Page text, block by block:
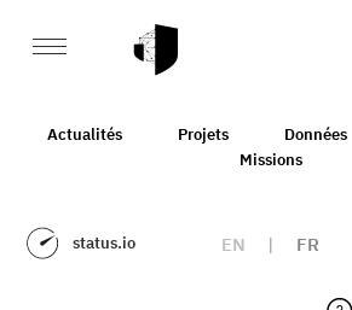
Actualités Projets Données
Missions
status.io EN | FR